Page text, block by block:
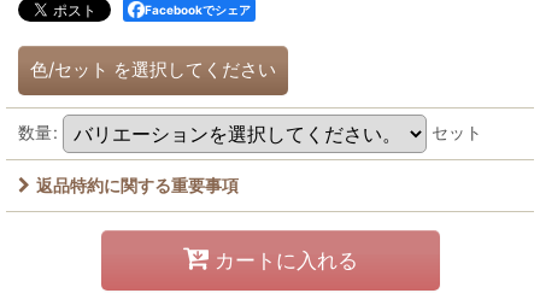
Facebookでシェア
色/セット を選択してください
数量: セット
返品特約に関する重要事項
カートに入れる